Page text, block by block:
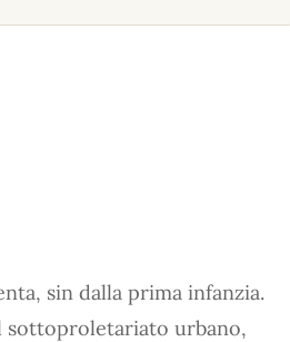
sin dalla prima infanzia.
sottoproletariato urbano,